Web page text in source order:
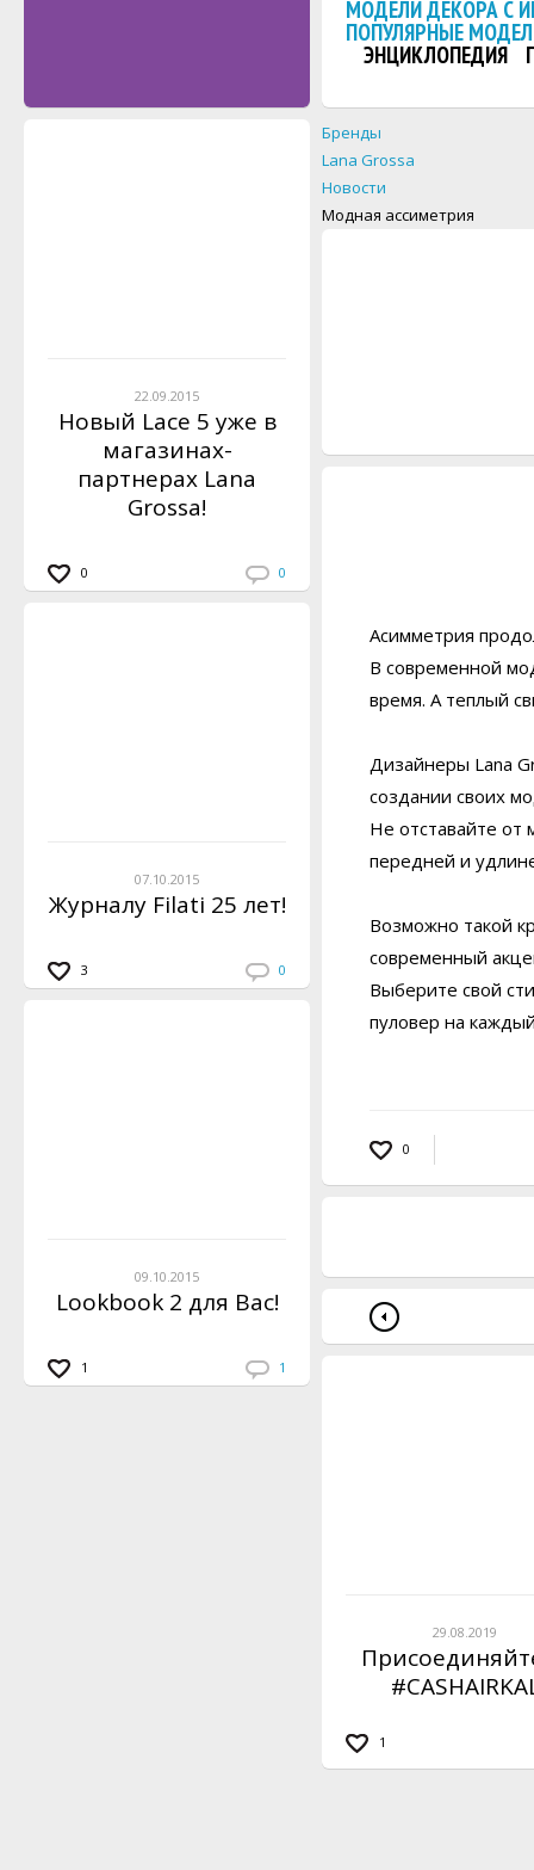
МОДЕЛИ ДЕКОРА С
ПОПУЛЯРНЫЕ
ЭНЦИКЛОПЕДИЯ
22.09.2015
Новый Lace 5 уже в
магазинах-
партнерах Lana
Grossa!
0 0
07.10.2015
Журналу Filati 25 лет!
3 0
09.10.2015
Lookbook 2 для Вас!
1 1
Бренды
Lana Grossa
Новости
Модная ассиметрия
Асимметрия
В современной
время. А теплый
Дизайнеры Lana
создании своих
Не отставайте от
передней и
Возможно такой
современный
Выберите свой
пуловер на
0
1
29.08.2019